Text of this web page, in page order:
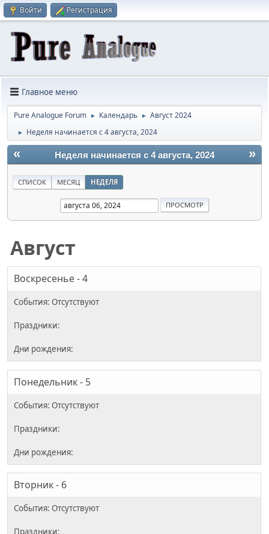
Войти Регистрация
Главное меню
Pure Analogue Forum ► Календарь ► Август 2024
► Неделя начинается с 4 августа, 2024
« »
Неделя начинается с 4 августа, 2024
СПИСОК МЕСЯЦ НЕДЕЛЯ
Август
Воскресенье - 4
Понедельник - 5
Вторник - 6